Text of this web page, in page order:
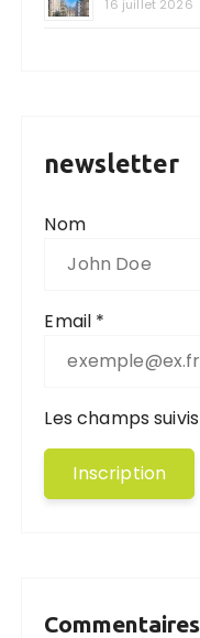
16 juillet 2026
newsletter
Nom
Email *
Les champs